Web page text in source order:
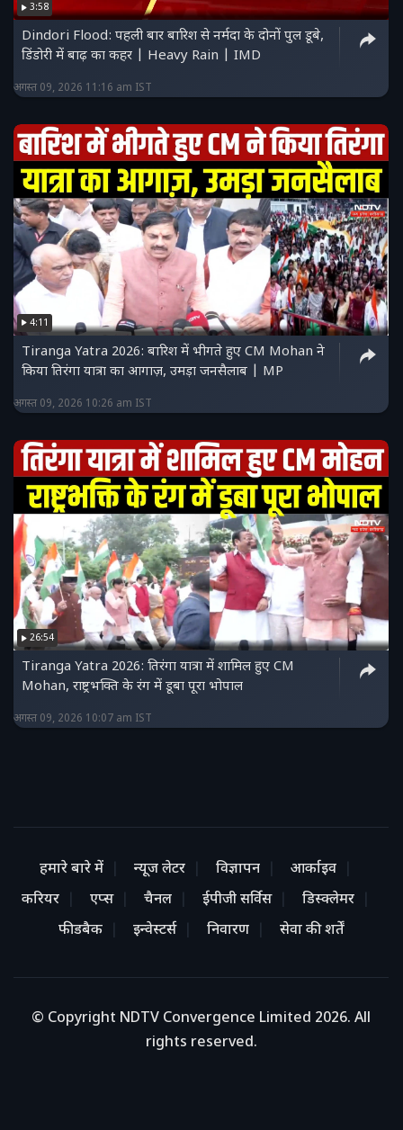
3:58
Dindori Flood: पहली बार बारिश से नर्मदा के दोनों पुल डूबे,
डिंडोरी में बाढ़ का कहर | Heavy Rain | IMD
अगस्त 09, 2026 11:16 am IST
4:11
Tiranga Yatra 2026: बारिश में भीगते हुए CM Mohan ने
किया तिरंगा यात्रा का आगाज़, उमड़ा जनसैलाब | MP
अगस्त 09, 2026 10:26 am IST
26:54
Tiranga Yatra 2026: तिरंगा यात्रा में शामिल हुए CM
Mohan, राष्ट्रभक्ति के रंग में डूबा पूरा भोपाल
अगस्त 09, 2026 10:07 am IST
हमारे बारे में न्यूज लेटर विज्ञापन
आर्काइव
करियर
एप्स चैनल ईपीजी सर्विस
डिस्क्लेमर
फीडबैक
इन्वेस्टर्स निवारण सेवा की शर्तें
© Copyright NDTV Convergence Limited 2026. All
rights reserved.